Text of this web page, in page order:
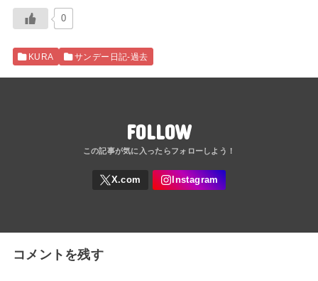
0
KURA サンデー日記-過去
FOLLOW
コメントを残す